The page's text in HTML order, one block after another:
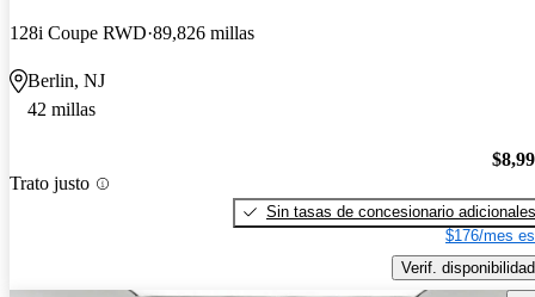
128i Coupe RWD 89,826 millas
Berlin, NJ
42 millas
Trato justo
Sin tasas de concesionario adicionales
$176/mes
Verif. disponibilidad